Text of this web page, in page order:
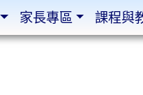
家長專區 課程與